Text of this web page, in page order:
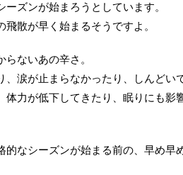
ズンが始まろうとしています。
散が早く始まるそうですよ。
ないあの辛さ。
涙が止まらなかったり、しんどい
体力が低下してきたり、眠りにも影
的なシーズンが始まる前の、早め早